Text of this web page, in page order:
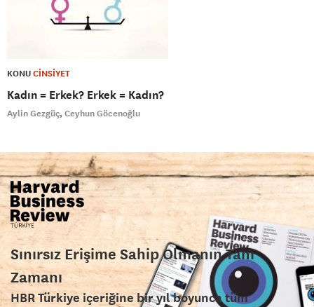
KONUCİNSİYET
Kadın = Erkek? Erkek = Kadın?
Aylin Gezgüç Ceyhun Göcenoğlu
Sınırsız Erişime Sahip Olmanın Tam
Zamanı
HBR Türkiye içeriğine bir yıl boyunca tüm